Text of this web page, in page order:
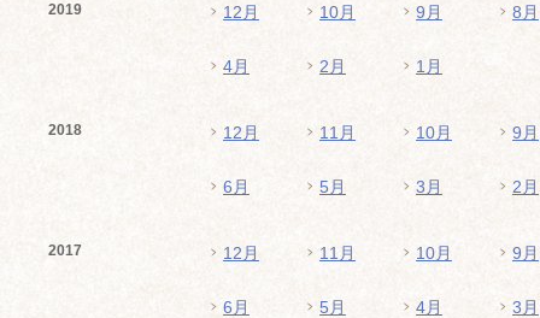
2019 12月 10月 9月 8月
4月 2月 1月
2018 12月 11月 10月 9月
6月 5月 3月 2月
2017 12月 11月 10月 9月
6月 5月 4月 3月